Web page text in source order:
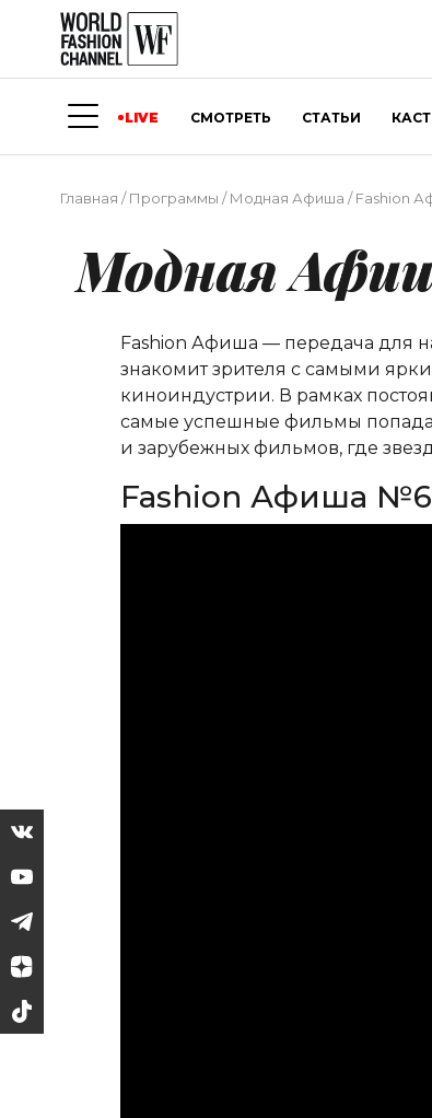
LIVE СМОТРЕТЬ СТАТЬИ
Главная /Программы /Модная Афиша /Fashion
Модная
Fashion Афиша — передача для
знакомит зрителя с самыми
киноиндустрии. В рамках
самые успешные фильмы
и зарубежных фильмов, где
Fashion Афиша